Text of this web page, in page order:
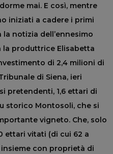
mai. E così, mentre
iniziati a cadere i primi
notizia dell’ennesimo
la produttrice Elisabetta
di 2,4 milioni di
di Siena, ieri
pretendenti, 1,6 ettari di
storico Montosoli, che si
vigneto. Che, solo
ettari vitati (di cui 62 a
insieme con proprietà di